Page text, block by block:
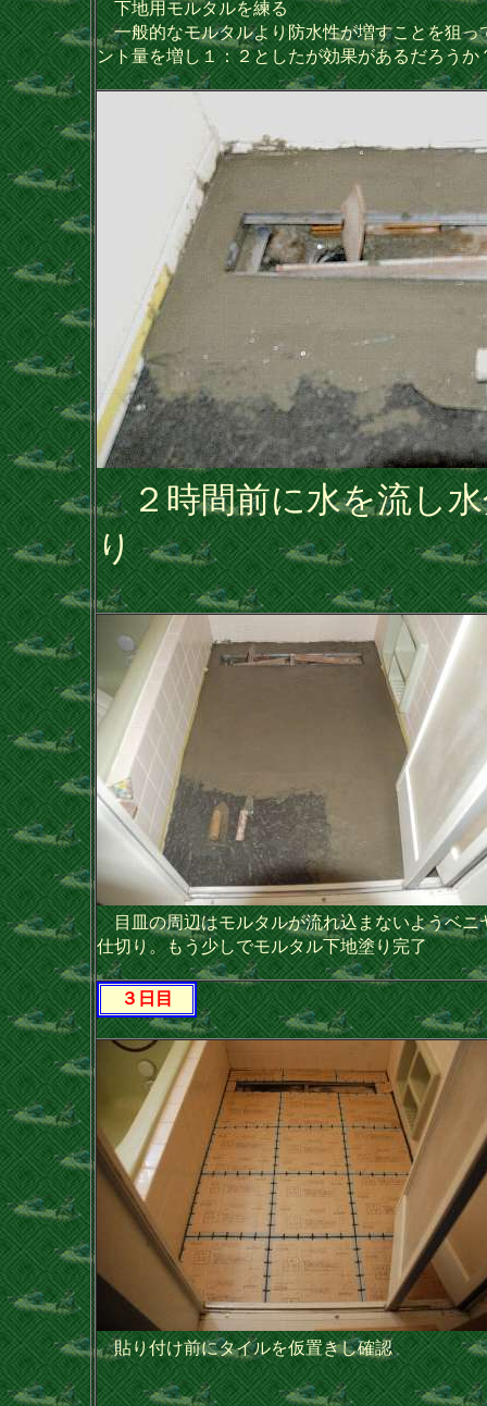
下地用モルタルを練る
一般的なモルタルより防水性が増すことを狙っ
ント量を増し１：２としたが効果があるだろうか
２時間前に水を流し
り
目皿の周辺はモルタルが流れ込まないようベニ
仕切り。もう少しでモルタル下地塗り完了
３日目
貼り付け前にタイルを仮置きし確認